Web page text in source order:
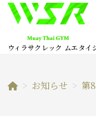
コ
ウィラサクレック ムエタイ
> お知らせ > 第